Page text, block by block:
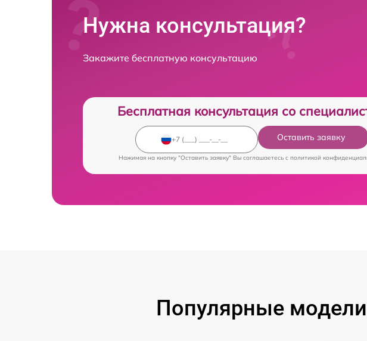
Нужна консультация?
Закажите бесплатную консультацию
Бесплатная консультация со
Оставить заявку
Нажимая на кнопку "Оставить заявку" Вы соглашаетесь c политикой
Популярные